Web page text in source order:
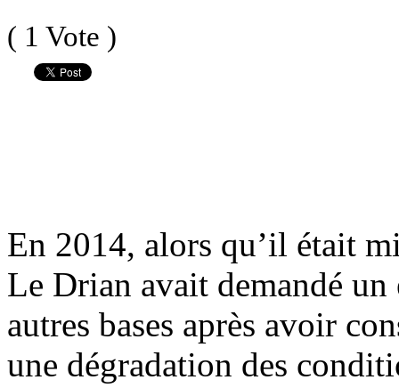
( 1 Vote )
En 2014, alors qu’il était
Le Drian avait demandé un
autres bases après avoir
une dégradation des